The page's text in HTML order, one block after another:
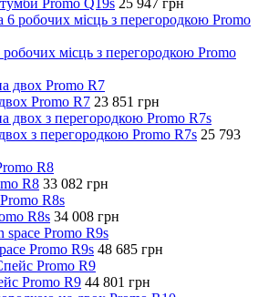
робочих місць з перегородкою Promo
Promo R7 23 851 грн
з перегородкою Promo R7s 25 793
R8 33 082 грн
R8s 34 008 грн
Promo R9s 48 685 грн
Promo R9 44 801 грн